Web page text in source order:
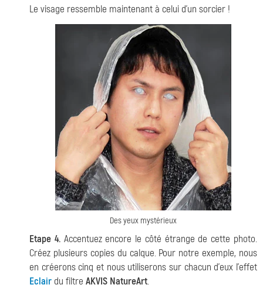
Le visage ressemble maintenant à celui d'un sorcier !
Des yeux mystérieux
Etape 4.Accentuez encore le côté étrange de cette photo.
Créez plusieurs copies du calque. Pour notre exemple, nous
en créerons cinq et nous utiliserons sur chacun d'eux l'effet
Eclair du filtre AKVIS NatureArt.